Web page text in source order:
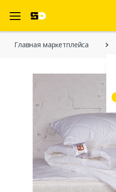
Главная марĸетплейса